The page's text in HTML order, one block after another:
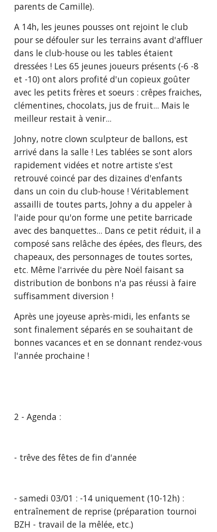
parents de Camille).
A 14h, les jeunes pousses ont rejoint le club
pour se défouler sur les terrains avant d'affluer
dans le club-house ou les tables étaient
dressées ! Les 65 jeunes joueurs présents (-6 -8
et -10) ont alors profité d'un copieux goûter
avec les petits frères et soeurs : crêpes fraiches,
clémentines, chocolats, jus de fruit... Mais le
meilleur restait à venir...
Johny, notre clown sculpteur de ballons, est
arrivé dans la salle ! Les tablées se sont alors
rapidement vidées et notre artiste s'est
retrouvé coincé par des dizaines d'enfants
dans un coin du club-house ! Véritablement
assailli de toutes parts, Johny a du appeler à
l'aide pour qu'on forme une petite barricade
avec des banquettes... Dans ce petit réduit, il a
composé sans relâche des épées, des fleurs, des
chapeaux, des personnages de toutes sortes,
etc. Même l'arrivée du père Noël faisant sa
distribution de bonbons n'a pas réussi à faire
suffisamment diversion !
Après une joyeuse après-midi, les enfants se
sont finalement séparés en se souhaitant de
bonnes vacances et en se donnant rendez-vous
l'année prochaine !
2 - Agenda :
- trêve des fêtes de fin d'année
- samedi 03/01 : -14 uniquement (10-12h) :
entraînement de reprise (préparation tournoi
BZH - travail de la mêlée, etc.)